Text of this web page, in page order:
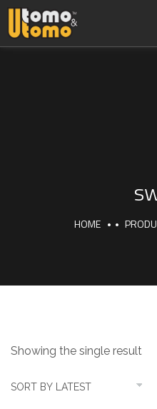
HOME
Showing the single result